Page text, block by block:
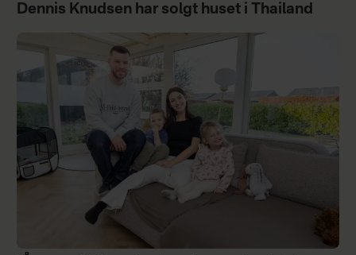
Dennis Knudsen har solgt huset i Thailand